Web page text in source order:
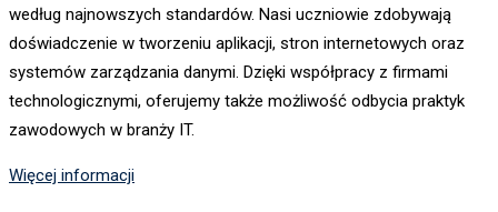
według najnowszych standardów. Nasi uczniowie zdobywają
doświadczenie w tworzeniu aplikacji, stron internetowych oraz
systemów zarządzania danymi. Dzięki współpracy z firmami
technologicznymi, oferujemy także możliwość odbycia praktyk
zawodowych w branży IT.
Więcej informacji